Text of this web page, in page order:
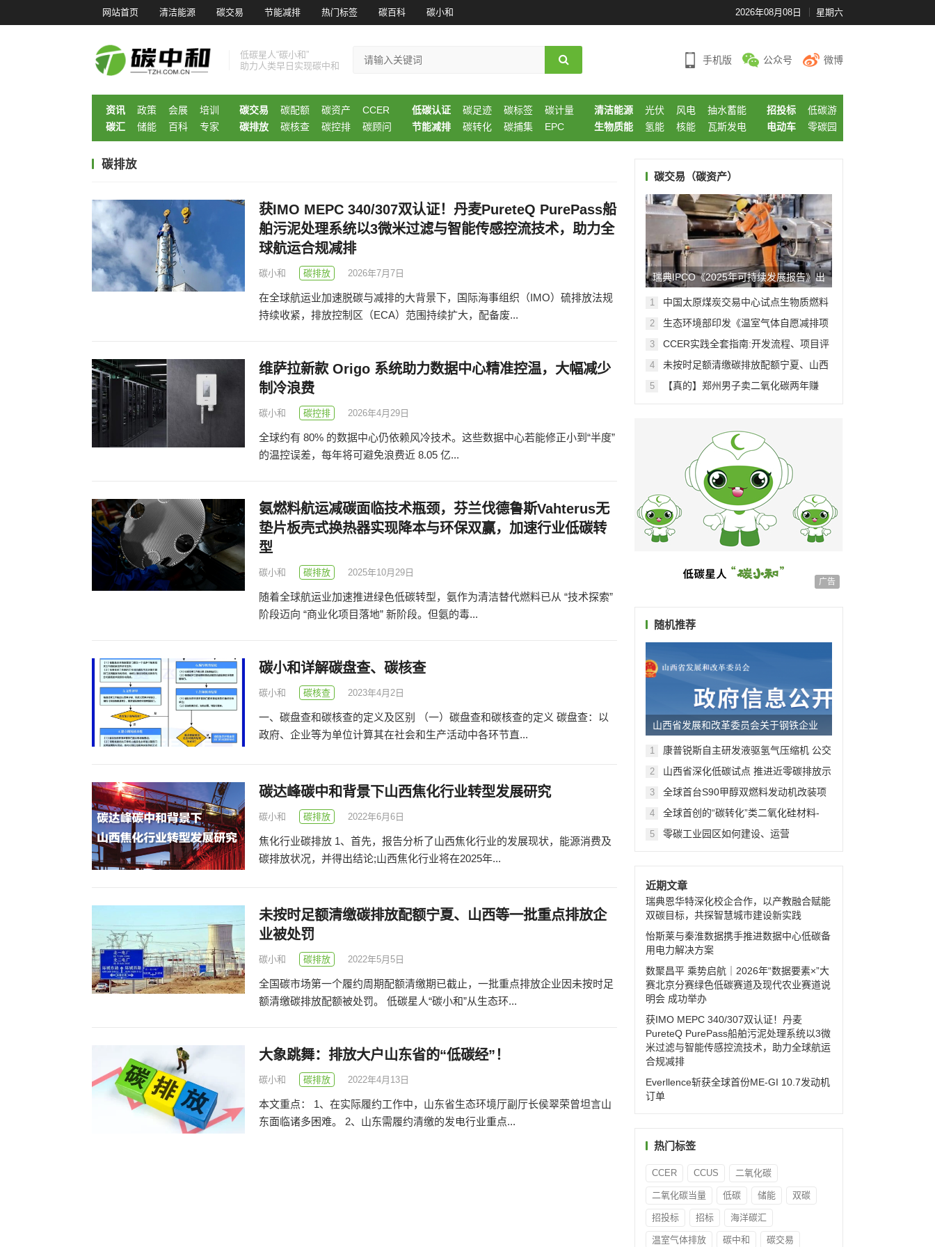
网站首页 清洁能源 碳交易 节能减排 热门标签 碳百科 碳小和 2026年08月08日 星期六
低碳星人“碳小和”
助力人类早日实现碳中和
手机版 公众号 微博
资讯 政策 会展
培训
碳汇
储能 百科 专家
碳交易 碳配额 碳资产
CCER
碳排放
碳核查 碳控排 碳顾问
低碳认证 碳足迹 碳标签
碳计量
节能减排
碳转化 碳捕集 EPC
清洁能源 光伏 风电
抽水蓄能
生物质能
氢能 核能 瓦斯发电
招投标
低碳游
电动车
零碳园
碳排放
获IMO MEPC 340/307双认证！丹麦PureteQ PurePass船
舶污泥处理系统以3微米过滤与智能传感控流技术，助力全
球航运合规减排
碳小和 碳排放 2026年7月7日
在全球航运业加速脱碳与减排的大背景下，国际海事组织（IMO）硫排放法规
持续收紧，排放控制区（ECA）范围持续扩大，配备废...
维萨拉新款 Origo 系统助力数据中心精准控温，大幅减少
制冷浪费
碳小和 碳控排 2026年4月29日
全球约有 80% 的数据中心仍依赖风冷技术。这些数据中心若能修正小到“半度”
的温控误差，每年将可避免浪费近 8.05 亿...
氨燃料航运减碳面临技术瓶颈，芬兰伐德鲁斯Vahterus无
垫片板壳式换热器实现降本与环保双赢，加速行业低碳转
型
碳小和 碳排放 2025年10月29日
随着全球航运业加速推进绿色低碳转型，氨作为清洁替代燃料已从 “技术探索”
阶段迈向 “商业化项目落地” 新阶段。但氨的毒...
碳小和详解碳盘查、碳核查
碳小和 碳核查 2023年4月2日
一、碳盘查和碳核查的定义及区别 （一）碳盘查和碳核查的定义 碳盘查：以
政府、企业等为单位计算其在社会和生产活动中各环节直...
碳达峰碳中和背景下山西焦化行业转型发展研究
碳小和 碳排放 2022年6月6日
焦化行业碳排放 1、首先，报告分析了山西焦化行业的发展现状，能源消费及
碳排放状况，并得出结论;山西焦化行业将在2025年...
未按时足额清缴碳排放配额宁夏、山西等一批重点排放企
业被处罚
碳小和 碳排放 2022年5月5日
全国碳市场第一个履约周期配额清缴期已截止，一批重点排放企业因未按时足
额清缴碳排放配额被处罚。 低碳星人“碳小和”从生态环...
大象跳舞：排放大户山东省的“低碳经”！
碳小和 碳排放 2022年4月13日
本文重点： 1、在实际履约工作中，山东省生态环境厅副厅长侯翠荣曾坦言山
东面临诸多困难。 2、山东需履约清缴的发电行业重点...
碳交易（碳资产）
瑞典IPCO《2025年可持续发展报告》出
炉! 践行低碳实践...
1
中国太原煤炭交易中心试点生物质燃料
2
生态环境部印发《温室气体自愿减排项
V01）》等4项方法学
3
CCER实践全套指南:开发流程、项目评
4
未按时足额清缴碳排放配额宁夏、山西
5
【真的】郑州男子卖二氧化碳两年赚
广告
随机推荐
山西省发展和改革委员会关于钢铁企业
试行超低排放差别化电价的通...
1
康普锐斯自主研发液驱氢气压缩机 公交
2
山西省深化低碳试点 推进近零碳排放示
3
全球首台S90甲醇双燃料发动机改装项
4
全球首创的“碳转化”类二氧化硅材料-
5 零碳工业园区如何建设、运营
近期文章
瑞典恩华特深化校企合作，以产教融合赋能
双碳目标，共探智慧城市建设新实践
怡斯莱与秦淮数据携手推进数据中心低碳备
用电力解决方案
数聚昌平 乘势启航｜2026年“数据要素×”大
赛北京分赛绿色低碳赛道及现代农业赛道说
明会 成功举办
获IMO MEPC 340/307双认证！丹麦
PureteQ PurePass船舶污泥处理系统以3微
米过滤与智能传感控流技术，助力全球航运
合规减排
Everllence斩获全球首份ME-GI 10.7发动机
订单
热门标签
CCER CCUS 二氧化碳
二氧化碳当量 低碳 储能 双碳
招投标 招标 海洋碳汇
温室气体排放 碳中和 碳交易